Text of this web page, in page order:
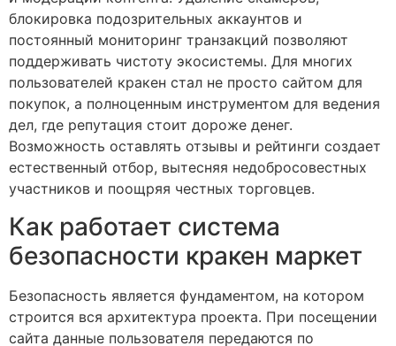
блокировка подозрительных аккаунтов и
постоянный мониторинг транзакций позволяют
поддерживать чистоту экосистемы. Для многих
пользователей кракен стал не просто сайтом для
покупок, а полноценным инструментом для ведения
дел, где репутация стоит дороже денег.
Возможность оставлять отзывы и рейтинги создает
естественный отбор, вытесняя недобросовестных
участников и поощряя честных торговцев.
Как работает система
безопасности кракен маркет
Безопасность является фундаментом, на котором
строится вся архитектура проекта. При посещении
сайта данные пользователя передаются по